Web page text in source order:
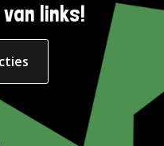
van links!